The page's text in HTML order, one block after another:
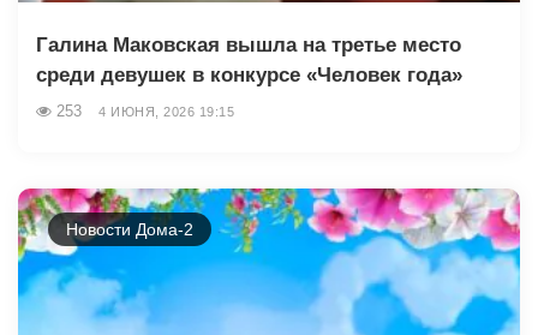
Галина Маковская вышла на третье место
среди девушек в конкурсе «Человек года»
253 4 ИЮНЯ, 2026 19:15
Новости Дома-2